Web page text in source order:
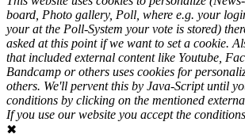
board, Photo gallery, Poll, where e.g. your
your at the Poll-System your vote is stored)
asked at this point if we want to set a cookie.
that included external content like Youtube,
Bandcamp or others uses cookies for
others. We'll pervent this by Java-Script until
conditions by clicking on the mentioned
If you use our website you accept the
✖